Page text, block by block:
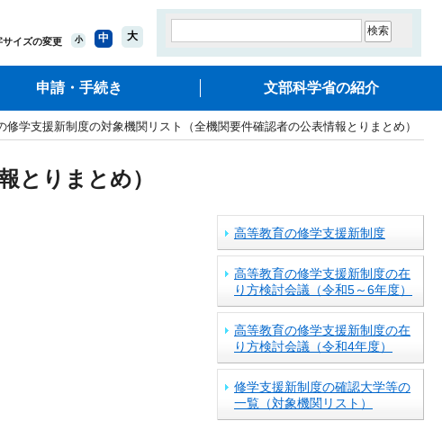
サイズの変更 小 中 大
申請・手続き 文部科学省の紹介
修学支援新制度の対象機関リスト（全機関要件確認者の公表情報とりまとめ）
とりまとめ）
高等教育の修学支援新制度
高等教育の修学支援新制度の在
り方検討会議（令和5～6年度）
高等教育の修学支援新制度の在
り方検討会議（令和4年度）
修学支援新制度の確認大学等の
一覧（対象機関リスト）